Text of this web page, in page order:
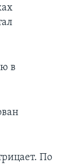
в
По